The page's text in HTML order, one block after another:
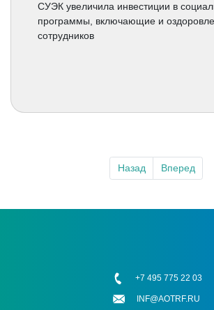
СУЭК увеличила инвестиции в
программы, включающие и
сотрудников
Назад Вперед
+7 495 775 22 03
INF@AOTRF.RU